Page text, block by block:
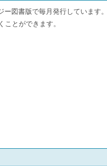
図書版で毎月発行しています。
とができます。